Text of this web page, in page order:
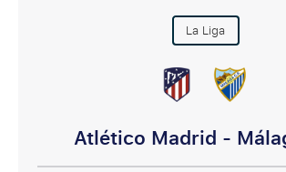
La Liga
Atlético Madrid -